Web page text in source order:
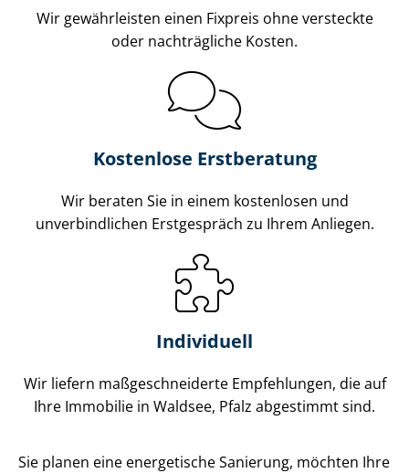
Wir gewährleisten einen Fixpreis ohne versteckte
oder nachträgliche Kosten.
Kostenlose Erstberatung
Wir beraten Sie in einem kostenlosen und
unverbindlichen Erstgespräch zu Ihrem Anliegen.
Individuell
Wir liefern maß­ge­schnei­der­te Empfehlungen, die auf
Ihre Immobilie in Waldsee, Pfalz abgestimmt sind.
Sie planen eine energetische Sanierung, möchten Ihre